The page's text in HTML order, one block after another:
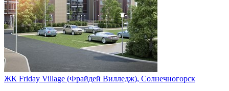
ЖК Friday Village (Фрайдей Вилледж), Солнечногорск